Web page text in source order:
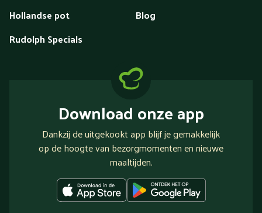
Hollandse pot
Blog
Rudolph Specials
Download onze app
Dankzij de uitgekookt app blijf je gemakkelijk
op de hoogte van bezorgmomenten en nieuwe
maaltijden.